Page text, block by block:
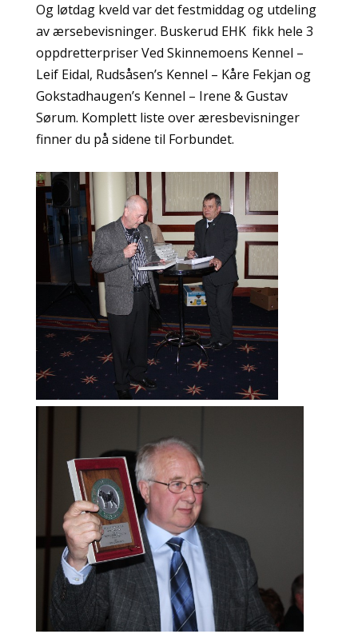
Og løtdag kveld var det festmiddag og utdeling
av ærsebevisninger. Buskerud EHK fikk hele 3
oppdretterpriser Ved Skinnemoens Kennel –
Leif Eidal, Rudsåsen’s Kennel – Kåre Fekjan og
Gokstadhaugen’s Kennel – Irene & Gustav
Sørum. Komplett liste over æresbevisninger
finner du på sidene til Forbundet.